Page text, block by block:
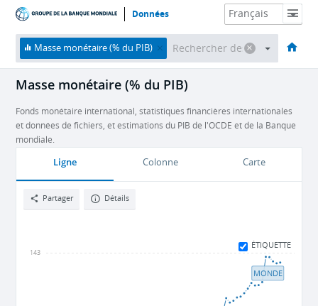
Données
Accueil Économies Thèmes Données et ressources À propos
Masse monétaire (% du PIB)
Masse monétaire (% du PIB)
Fonds monétaire international, statistiques financières internationales
et données de fichiers, et estimations du PIB de l'OCDE et de la Banque
mondiale.
Ligne Colonne Carte
Partager Détails
ÉTIQUETTE
143
MONDE